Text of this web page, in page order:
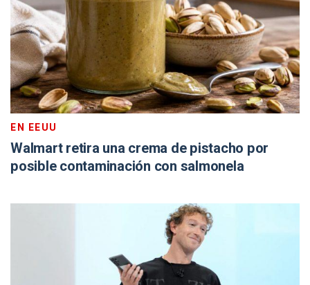
EN EEUU
Walmart retira una crema de pistacho por
posible contaminación con salmonela